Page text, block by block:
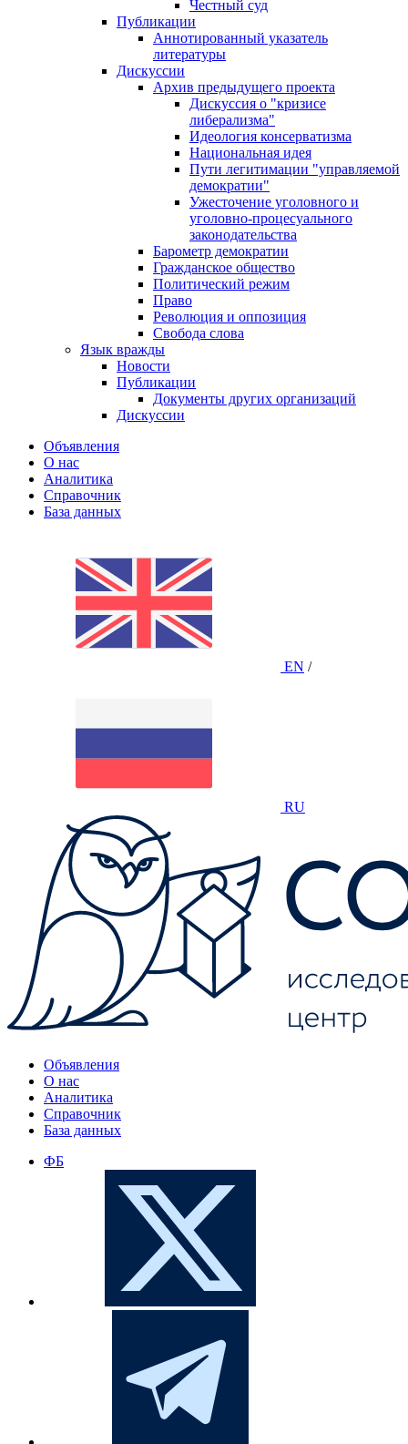
Честный суд
Публикации
Аннотированный указатель
литературы
Дискуссии
Архив предыдущего проекта
Дискуссия о "кризисе
либерализма"
Идеология консерватизма
Национальная идея
Пути легитимации "управляемой
демократии"
Ужесточение уголовного и
уголовно-процесуального
законодательства
Барометр демократии
Гражданское общество
Политический режим
Право
Революция и оппозиция
Свобода слова
Язык вражды
Новости
Публикации
Документы других организаций
Дискуссии
Объявления
О нас
Аналитика
Справочник
База данных
EN /
RU
Объявления
О нас
Аналитика
Справочник
База данных
ФБ